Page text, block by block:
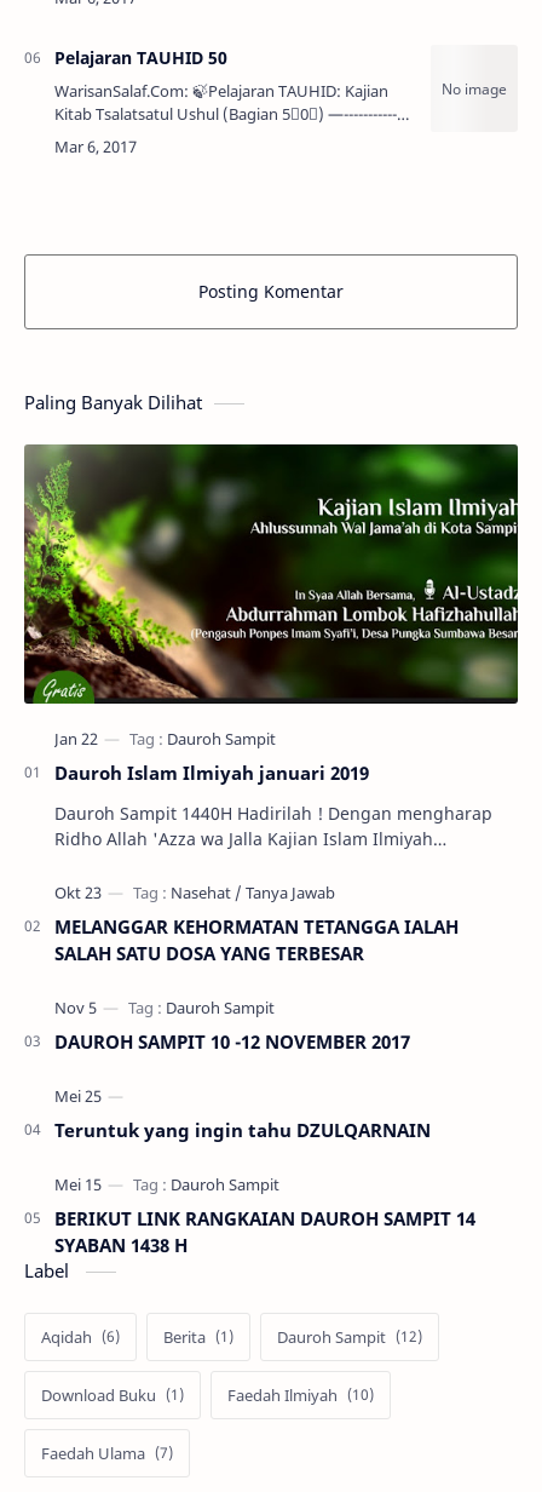
Pelajaran TAUHID 50
WarisanSalaf.Com: 🍃Pelajaran TAUHID: Kajian
Kitab Tsalatsatul Ushul (Bagian 5⃣0⃣) —--------------
-------------------------— Asy-Syaikh Muhammad bin …
Posting Komentar
Paling Banyak Dilihat
Dauroh Islam Ilmiyah januari 2019
Dauroh Sampit 1440H Hadirilah ! Dengan mengharap
Ridho Allah 'Azza wa Jalla Kajian Islam Ilmiyah
MELANGGAR KEHORMATAN TETANGGA IALAH
SALAH SATU DOSA YANG TERBESAR
DAUROH SAMPIT 10 -12 NOVEMBER 2017
Teruntuk yang ingin tahu DZULQARNAIN
BERIKUT LINK RANGKAIAN DAUROH SAMPIT 14
SYABAN 1438 H
Label
Aqidah Berita Dauroh Sampit
Download Buku Faedah Ilmiyah
Faedah Ulama